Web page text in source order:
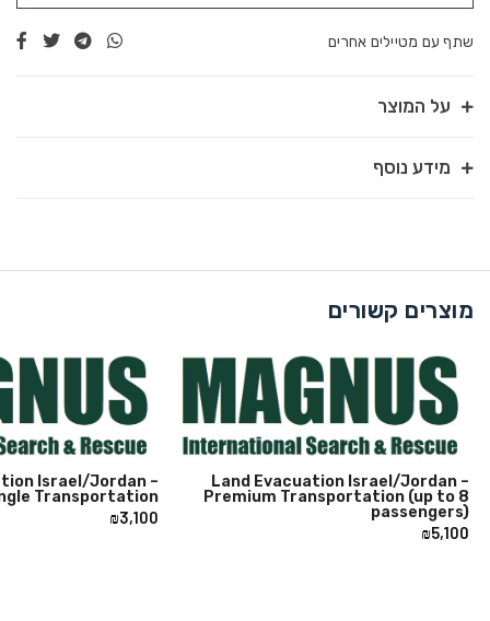
שתף עם מטיילים אחרים
על המוצר
מידע נוסף
מוצרים קשורים
Land Evacuation Israel/Jordan –
Premium Transportation (up to 8
passengers)
₪5,100
Israel/Jordan –
Transportation
₪3,100